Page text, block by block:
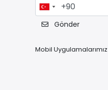
Gönder
Mobil Uygulamalarımız